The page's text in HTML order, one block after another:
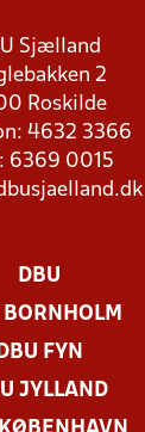
Sjælland
2
Roskilde
4632 3366
6369 0015
DBU
BORNHOLM
DBU FYN
JYLLAND